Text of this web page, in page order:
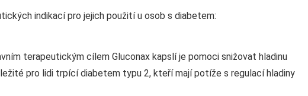
indikací pro jejich použití u osob s diabetem:
terapeutickým cílem Gluconax kapslí je pomoci snižovat hladinu
pro lidi trpící diabetem typu 2, kteří mají potíže s regulací hladiny